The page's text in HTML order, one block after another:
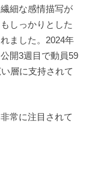
細な感情描写が
しっかりとした
ました。 2024年
開3週目で動員59
層に支持されて
常に注目されて